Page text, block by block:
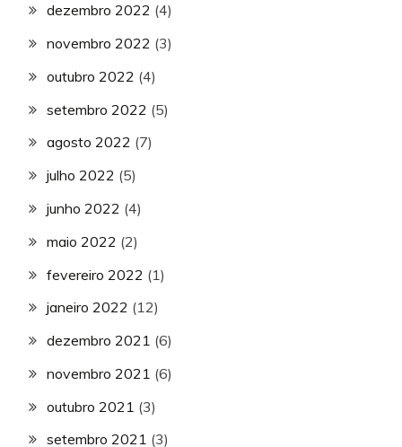
dezembro 2022 (4)
novembro 2022 (3)
outubro 2022 (4)
setembro 2022 (5)
agosto 2022 (7)
julho 2022 (5)
junho 2022 (4)
maio 2022 (2)
fevereiro 2022 (1)
janeiro 2022 (12)
dezembro 2021 (6)
novembro 2021 (6)
outubro 2021 (3)
setembro 2021 (3)